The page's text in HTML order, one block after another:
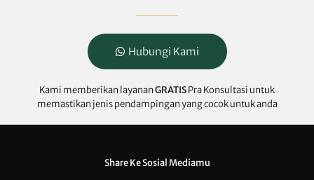
Hubungi Kami
Kami memberikan layananGRATISPra Konsultasi untuk
memastikan jenis pendampingan yang cocok untuk anda
Share Ke Sosial Mediamu